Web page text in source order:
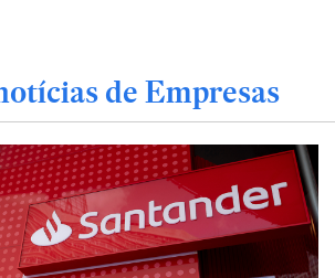
de Empresas